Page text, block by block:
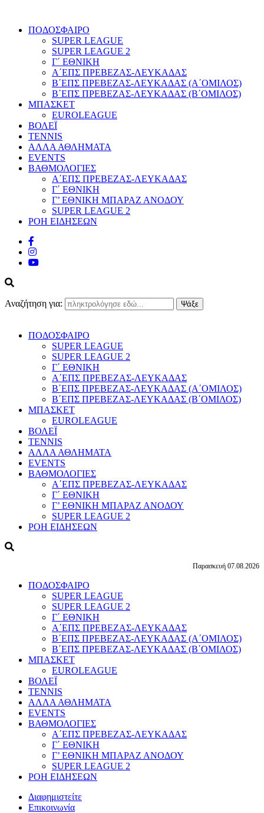
ΠΟΔΟΣΦΑΙΡΟ
SUPER LEAGUE
SUPER LEAGUE 2
Γ΄ ΕΘΝΙΚΗ
Α΄ΕΠΣ ΠΡΕΒΕΖΑΣ-ΛΕΥΚΑΔΑΣ
Β΄ΕΠΣ ΠΡΕΒΕΖΑΣ-ΛΕΥΚΑΔΑΣ (Α΄ΟΜΙΛΟΣ)
Β΄ΕΠΣ ΠΡΕΒΕΖΑΣ-ΛΕΥΚΑΔΑΣ (Β΄ΟΜΙΛΟΣ)
ΜΠΑΣΚΕΤ
EUROLEAGUE
ΒΟΛΕΪ
TENNIS
ΑΛΛΑ ΑΘΛΗΜΑΤΑ
EVENTS
ΒΑΘΜΟΛΟΓΙΕΣ
Α΄ΕΠΣ ΠΡΕΒΕΖΑΣ-ΛΕΥΚΑΔΑΣ
Γ΄ ΕΘΝΙΚΗ
Γ’ ΕΘΝΙΚΗ ΜΠΑΡΑΖ ΑΝΟΔΟΥ
SUPER LEAGUE 2
ΡΟΗ ΕΙΔΗΣΕΩΝ
Αναζήτηση για:
ΠΟΔΟΣΦΑΙΡΟ
SUPER LEAGUE
SUPER LEAGUE 2
Γ΄ ΕΘΝΙΚΗ
Α΄ΕΠΣ ΠΡΕΒΕΖΑΣ-ΛΕΥΚΑΔΑΣ
Β΄ΕΠΣ ΠΡΕΒΕΖΑΣ-ΛΕΥΚΑΔΑΣ (Α΄ΟΜΙΛΟΣ)
Β΄ΕΠΣ ΠΡΕΒΕΖΑΣ-ΛΕΥΚΑΔΑΣ (Β΄ΟΜΙΛΟΣ)
ΜΠΑΣΚΕΤ
EUROLEAGUE
ΒΟΛΕΪ
TENNIS
ΑΛΛΑ ΑΘΛΗΜΑΤΑ
EVENTS
ΒΑΘΜΟΛΟΓΙΕΣ
Α΄ΕΠΣ ΠΡΕΒΕΖΑΣ-ΛΕΥΚΑΔΑΣ
Γ΄ ΕΘΝΙΚΗ
Γ’ ΕΘΝΙΚΗ ΜΠΑΡΑΖ ΑΝΟΔΟΥ
SUPER LEAGUE 2
ΡΟΗ ΕΙΔΗΣΕΩΝ
Παρασκευή 07.08.2026
ΠΟΔΟΣΦΑΙΡΟ
SUPER LEAGUE
SUPER LEAGUE 2
Γ΄ ΕΘΝΙΚΗ
Α΄ΕΠΣ ΠΡΕΒΕΖΑΣ-ΛΕΥΚΑΔΑΣ
Β΄ΕΠΣ ΠΡΕΒΕΖΑΣ-ΛΕΥΚΑΔΑΣ (Α΄ΟΜΙΛΟΣ)
Β΄ΕΠΣ ΠΡΕΒΕΖΑΣ-ΛΕΥΚΑΔΑΣ (Β΄ΟΜΙΛΟΣ)
ΜΠΑΣΚΕΤ
EUROLEAGUE
ΒΟΛΕΪ
TENNIS
ΑΛΛΑ ΑΘΛΗΜΑΤΑ
EVENTS
ΒΑΘΜΟΛΟΓΙΕΣ
Α΄ΕΠΣ ΠΡΕΒΕΖΑΣ-ΛΕΥΚΑΔΑΣ
Γ΄ ΕΘΝΙΚΗ
Γ’ ΕΘΝΙΚΗ ΜΠΑΡΑΖ ΑΝΟΔΟΥ
SUPER LEAGUE 2
ΡΟΗ ΕΙΔΗΣΕΩΝ
Διαφημιστείτε
Επικοινωνία